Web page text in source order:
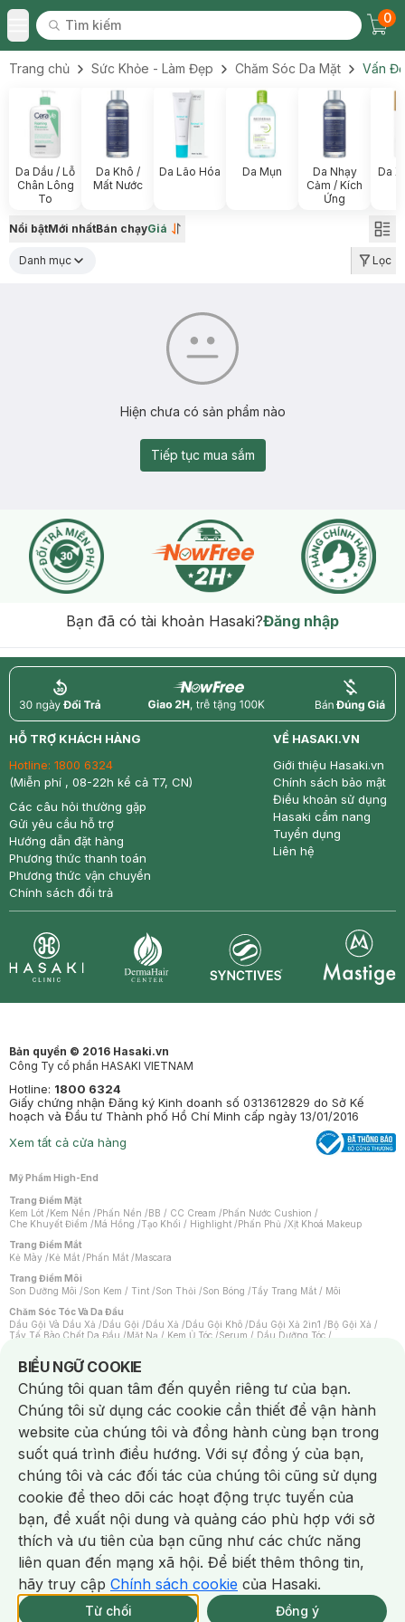
Toggle Menu
Tìm kiếm
Tìm kiếm
0
Trang chủ Sức Khỏe - Làm Đẹp Chăm Sóc Da Mặt Vấn
Da Dầu / Lỗ
Chân Lông
To
Da Khô /
Mất Nước
Da Lão Hóa Da Mụn
Da Nhạy
Cảm / Kích
Ứng
Da
Nổi bậtMới nhấtBán chạyGiá
Danh mục Lọc
Hiện chưa có sản phẩm nào
Tiếp tục mua sắm
Giao Nhanh Miễn Phí 2H.
tại 337 Chi Nhánh (Trễ tặng 100K)
Bạn đã có tài khoản Hasaki?Đăng nhập
return nowfree price
HỖ TRỢ KHÁCH HÀNG
Hotline: 1800 6324
(Miễn phí , 08-22h kể cả T7, CN)
Các câu hỏi thường gặp
Gửi yêu cầu hỗ trợ
Hướng dẫn đặt hàng
Phương thức thanh toán
Phương thức vận chuyển
Chính sách đổi trả
VỀ HASAKI.VN
Giới thiệu Hasaki.vn
Chính sách bảo mật
Điều khoản sử dụng
Hasaki cẩm nang
Tuyển dụng
Liên hệ
Bản quyền © 2016 Hasaki.vn
Công Ty cổ phần HASAKI VIETNAM
Hotline: 1800 6324
Giấy chứng nhận Đăng ký Kinh doanh số 0313612829 do Sở Kế
hoạch và Đầu tư Thành phố Hồ Chí Minh cấp ngày 13/01/2016
Xem tất cả cửa hàng
Mỹ Phẩm High-End
Trang Điểm Mặt
Kem Lót /Kem Nền /Phấn Nền /BB / CC Cream /Phấn Nước Cushion /
Che Khuyết Điểm /Má Hồng /Tạo Khối / Highlight /Phấn Phủ /Xịt Khoá Makeup
Trang Điểm Mắt
Kẻ Mày /Kẻ Mắt /Phấn Mắt /Mascara
Trang Điểm Môi
Son Dưỡng Môi /Son Kem / Tint /Son Thỏi /Son Bóng /Tẩy Trang Mắt / Môi
Chăm Sóc Tóc Và Da Đầu
Dầu Gội Và Dầu Xả /Dầu Gội /Dầu Xả /Dầu Gội Khô /Dầu Gội Xả 2in1 /Bộ Gội Xả /
Tẩy Tế Bào Chết Da Đầu /Mặt Nạ / Kem Ủ Tóc /Serum / Dầu Dưỡng Tóc /
Máy Sấy Tóc
Lược
Kem Tẩy Lông/Dụng Cụ Tẩy Lông
Nước Hoa
Nước Hoa Nam Nước Hoa Cao Cấp Xịt Thơm Toàn Thân
Nước Hoa Vùng Kín
Chăm Sóc Cá Nhân
Chống Muỗi
Khẩu Trang Máy Massage Mặt Nạ Xông Hơi/Nước Rửa Tay
Sản Phẩm Chăm Sóc Khác/ Bàn Chải Đánh Răng /Bàn Chải Điện/
Hỗ Trợ Trắng Răng / Kem Đánh Răng Máy Tăm Nước Nước Súc Miệng
Tăm / Chỉ Nha Khoa /Xịt Thơm Miệng / Dung Dịch Vệ Sinh/Dưỡng Vùng Kín/
Khăn Ướt Vệ Sinh Vùng Kín
/Băng Vệ Sinh Tampon Bọt Cạo Râu Dao Cạo Râu/
Máy Cạo Râu
Vấn Đề Về Da
Da Dầu / Lỗ Chân Lông To
Da Khô / Mất Nước /Da Lão Hóa / Da Mụn/
Da Nhạy Cảm / Kích Ứng/Da Xỉn Màu/Thâm / Nám / Tàn Nhang/
Quầng Thâm & Bọng Mắt/ Sẹo
Viêm Da Cơ Địa
Dụng Cụ / Phụ Kiện Chăm Sóc Da
/Khăn Lau Mặt Khô Dụng Cụ / Máy Rửa Mặt/Máy Chăm Sóc Da
BIỂU NGỮ COOKIE
Notice about cookies usage
Chúng tôi quan tâm đến quyền riêng tư của bạn.
Chúng tôi sử dụng các cookie cần thiết để vận hành
website của chúng tôi và đồng hành cùng bạn trong
suốt quá trình điều hướng. Với sự đồng ý của bạn,
chúng tôi và các đối tác của chúng tôi cũng sử dụng
cookie để theo dõi các hoạt động trực tuyến của
bạn, đề xuất nội dung và quảng cáo phù hợp với sở
thích và ưu tiên của bạn cũng như các chức năng
liên quan đến mạng xã hội. Để biết thêm thông tin,
hãy truy cập Chính sách cookie của Hasaki.
Từ chối Đồng ý